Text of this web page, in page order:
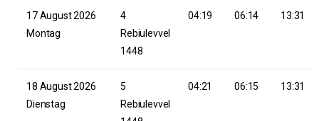
17 August 2026
Montag
4
Rebiulevvel
1448
04:19 06:14 13:31
18 August 2026
Dienstag
5
Rebiulevvel
04:21 06:15 13:31